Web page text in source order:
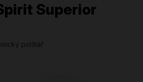
Superior
polštář